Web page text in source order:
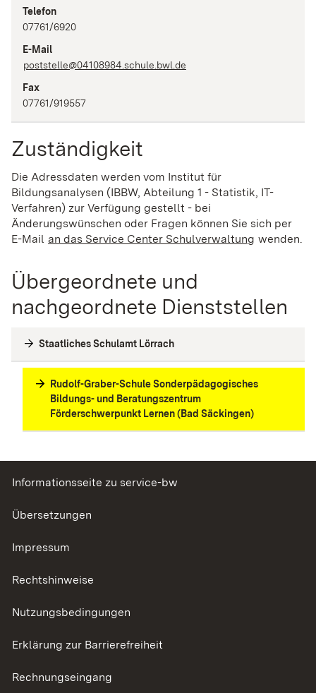
Telefon
07761/6920
E-Mail
poststelle@04108984.schule.bwl.de
Fax
07761/919557
Zuständigkeit
Die Adressdaten werden vom Institut für
Bildungsanalysen (IBBW, Abteilung 1 - Statistik, IT-
Verfahren) zur Verfügung gestellt - bei
Änderungswünschen oder Fragen können Sie sich per
E-Mail an das Service Center Schulverwaltung (Wird in
wenden.
Übergeordnete und
nachgeordnete Dienststellen
Staatliches Schulamt Lörrach
Rudolf-Graber-Schule Sonderpädagogisches
Bildungs- und Beratungszentrum
Förderschwerpunkt Lernen (Bad Säckingen)
Informationsseite zu service-bw
Übersetzungen
Impressum
Rechtshinweise
Nutzungsbedingungen
Erklärung zur Barrierefreiheit
Rechnungseingang